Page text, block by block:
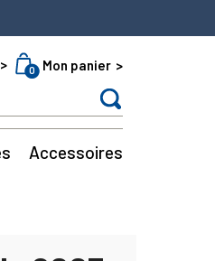
0 Mon panier
Accessoires